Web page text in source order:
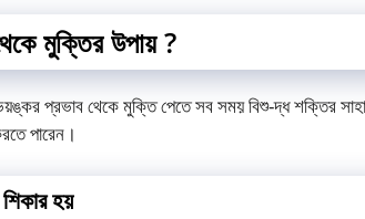
মুক্তির উপায় ?
প্রভাব থেকে মুক্তি পেতে সব সময় বিশু-দ্ধ শক্তির
পারেন।
হয়